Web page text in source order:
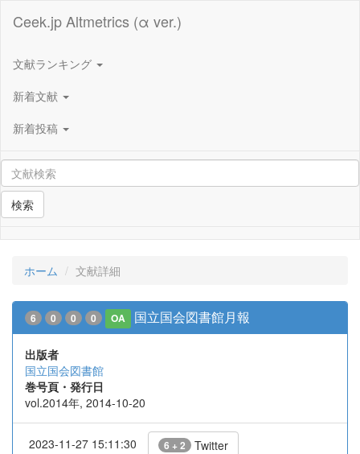
Ceek.jp Altmetrics (α ver.)
文献ランキング
新着文献
新着投稿
検索
ホーム 文献詳細
6 0 0 0 OA 国立国会図書館月報
出版者
国立国会図書館
巻号頁・発行日
vol.2014年, 2014-10-20
2023-11-27 15:11:30 6 + 2 Twitter